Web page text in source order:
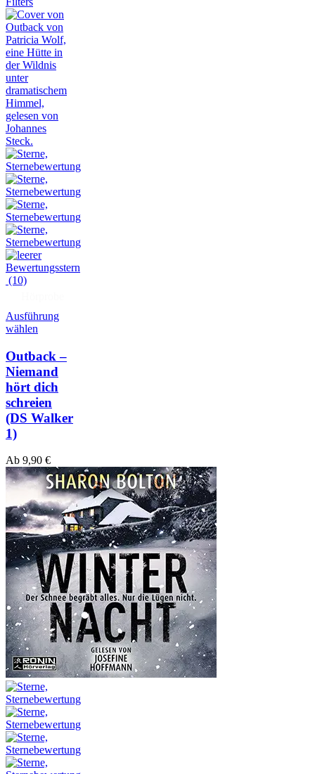
(10)
Ausführung
wählen
Outback –
Niemand
hört dich
schreien
(DS Walker
1)
Ab 9,90 €